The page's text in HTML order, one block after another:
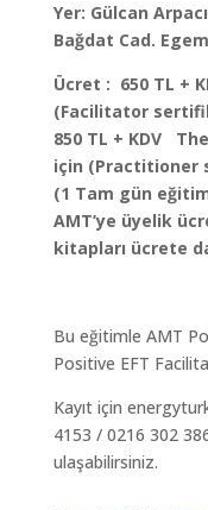
Yer: Gülcan
Bağdat Cad.
Ücret : 650 TL +
(Facilitator
850 TL + KDV
için (Practitioner
(1 Tam gün
AMT’ye üyelik
kitapları ücrete
Bu eğitimle AMT
Positive EFT
Kayıt için
4153 / 0216 302
ulaşabilirsiniz.